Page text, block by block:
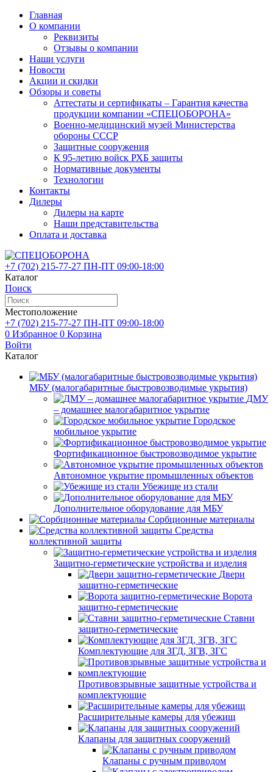
Главная
О компании
Реквизиты
Отзывы о компании
Наши услуги
Новости
Акции и скидки
Обзоры и советы
Аттестаты и сертификаты – Гарантия качества
продукции компании «СПЕЦОБОРОНА»
Военно-медицинский музей Министерства
обороны СССР
Защитные сооружения
К 95-летию войск РХБ защиты
Нормативные документы
Технологии
Контакты
Дилеры
Дилеры на карте
Наши представительства
Оплата и доставка
+7 (702) 215-77-27 ПН-ПТ 09:00-18:00
Каталог
Поиск
Местоположение
+7 (702) 215-77-27 ПН-ПТ 09:00-18:00
0 Избранное 0 Корзина
Войти
Каталог
МБУ (малогабаритные быстровозводимые укрытия)
ДМУ
– домашнее малогабаритное укрытие
Городское
мобильное укрытие
Фортификационное быстровозводимое укрытие
Автономное укрытие промышленных объектов
Убежище из стали
Дополнительное оборудование для МБУ
Сорбционные материалы
Средства
коллективной защиты
Защитно-герметические устройства и изделия
Двери
защитно-герметические
Ворота
защитно-герметические
Ставни
защитно-герметические
Комплектующие для ЗГД, ЗГВ, ЗГС
Противовзрывные защитные устройства и
комплектующие
Расширительные камеры для убежищ
Клапаны для защитных сооружений
Клапаны с ручным приводом